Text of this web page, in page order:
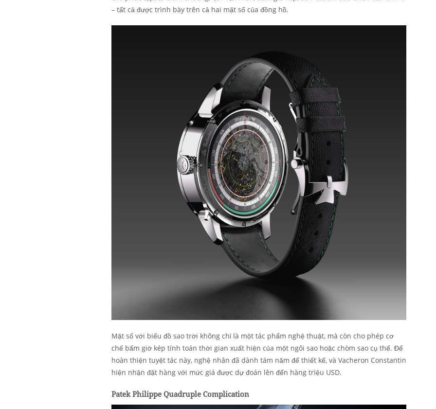
– tất cả được trình bày trên cả hai mặt số của đồng hồ.
Mặt số với biểu đồ sao trời không chỉ là một tác phẩm nghệ thuật, mà còn cho phép cơ
chế bấm giờ kép tính toán thời gian xuất hiện của một ngôi sao hoặc chòm sao cụ thể. Để
hoàn thiện tuyệt tác này, nghệ nhân đã dành tám năm để thiết kế, và Vacheron Constantin
hiện nhận đặt hàng với mức giá được dự đoán lên đến hàng triệu USD.
Patek Philippe Quadruple Complication